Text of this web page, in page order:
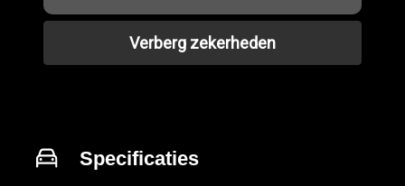
Verberg zekerheden
Specificaties